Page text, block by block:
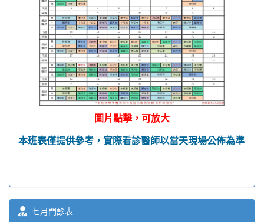
圖片點擊，可放大
本班表僅提供參考，實際看診醫師以當天現場公佈為準
七月門診表